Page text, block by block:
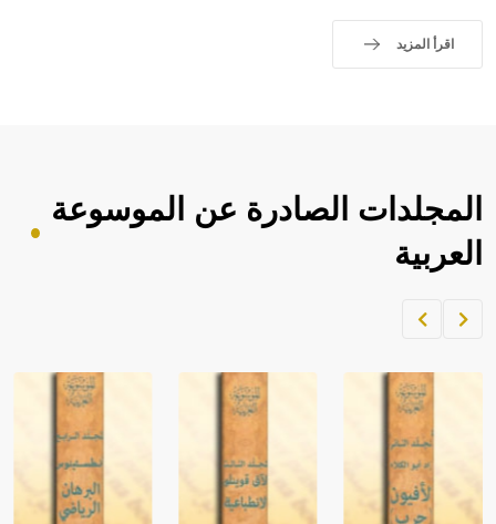
اقرأ المزيد
المجلدات الصادرة عن الموسوعة
العربية